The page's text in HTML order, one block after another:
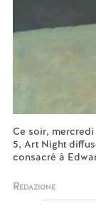
Ce soir, mercredi
5, Art Night
consacré à
Redazione